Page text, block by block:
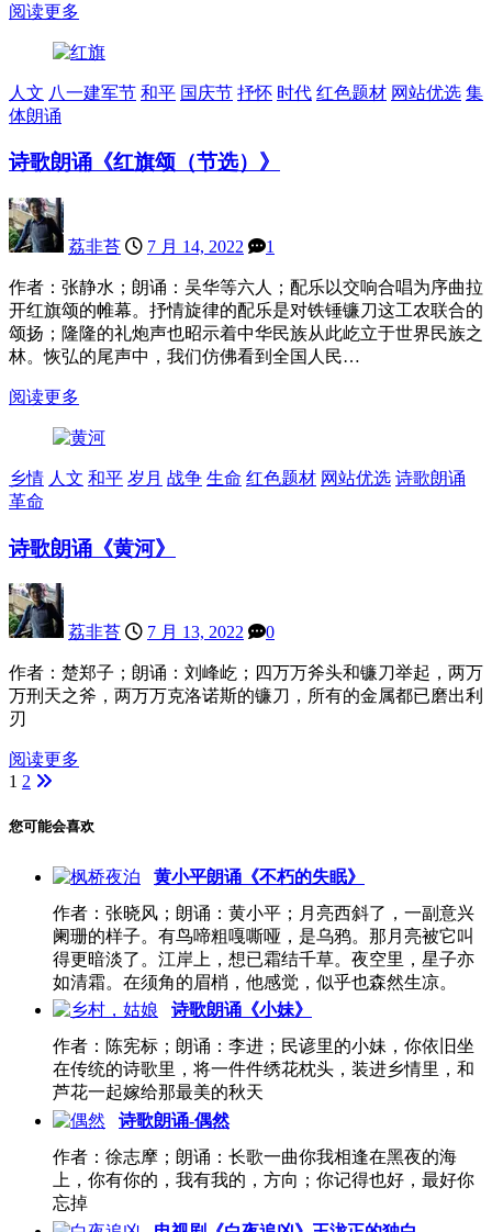
阅读更多
人文 八一建军节 和平 国庆节 抒怀 时代 红色题材 网站优选 集
体朗诵
诗歌朗诵《红旗颂（节选）》
荔非苔 7 月 14, 2022 1
作者：张静水；朗诵：吴华等六人；配乐以交响合唱为序曲拉
开红旗颂的帷幕。抒情旋律的配乐是对铁锤镰刀这工农联合的
颂扬；隆隆的礼炮声也昭示着中华民族从此屹立于世界民族之
林。恢弘的尾声中，我们仿佛看到全国人民…
阅读更多
乡情 人文 和平 岁月 战争 生命 红色题材 网站优选 诗歌朗诵
革命
诗歌朗诵《黄河》
荔非苔 7 月 13, 2022 0
作者：楚郑子；朗诵：刘峰屹；四万万斧头和镰刀举起，两万
万刑天之斧，两万万克洛诺斯的镰刀，所有的金属都已磨出利
刃
阅读更多
文
章
1 2
您可能会喜欢
黄小平朗诵《不朽的失眠》
作者：张晓风；朗诵：黄小平；月亮西斜了，一副意兴
阑珊的样子。有鸟啼粗嘎嘶哑，是乌鸦。那月亮被它叫
得更暗淡了。江岸上，想已霜结千草。夜空里，星子亦
如清霜。在须角的眉梢，他感觉，似乎也森然生凉。
诗歌朗诵《小妹》
作者：陈宪标；朗诵：李进；民谚里的小妹，你依旧坐
在传统的诗歌里，将一件件绣花枕头，装进乡情里，和
芦花一起嫁给那最美的秋天
诗歌朗诵-偶然
作者：徐志摩；朗诵：长歌一曲你我相逢在黑夜的海
上，你有你的，我有我的，方向；你记得也好，最好你
忘掉